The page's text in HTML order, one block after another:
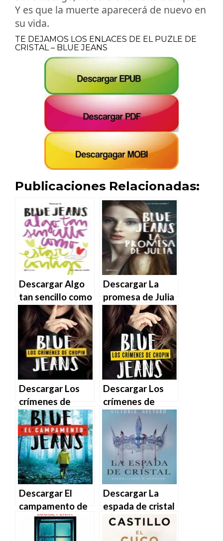
Y es que la muerte aparecerá de nuevo en
su vida.
TE DEJAMOS LOS ENLACES DE EL PUZLE DE
CRISTAL – BLUE JEANS
Publicaciones Relacionadas:
Descargar Algo
tan sencillo como
estar contigo –
Blue Jeans – Blue
Jeans en EPUB |
PDF | MOBI
Descargar La
promesa de Julia
– Blue Jeans en
EPUB | PDF |
MOBI
Descargar Los
crímenes de
Chopin de Blue
Jeans en EPUB |
PDF | MOBI
Descargar Los
crímenes de
Chopin de Blue
Jeans en EPUB |
PDF | MOBI
Descargar El
campamento de
Blue Jeans en
EPUB | PDF |
Descargar La
espada de cristal
de Victoria
Aveyard en EPUB